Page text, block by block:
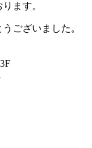
ます。
ございました。